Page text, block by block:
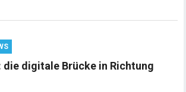
die digitale Brücke in Richtung